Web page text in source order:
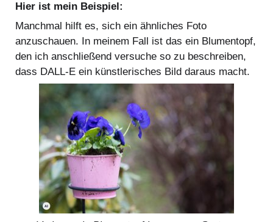
Hier ist mein Beispiel:
Manchmal hilft es, sich ein ähnliches Foto
anzuschauen. In meinem Fall ist das ein Blumentopf,
den ich anschließend versuche so zu beschreiben,
dass DALL-E ein künstlerisches Bild daraus macht.